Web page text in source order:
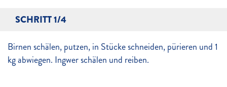
SCHRITT 1/4
Birnen schälen, putzen, in Stücke schneiden, pürieren und 1
kg abwiegen. Ingwer schälen und reiben.